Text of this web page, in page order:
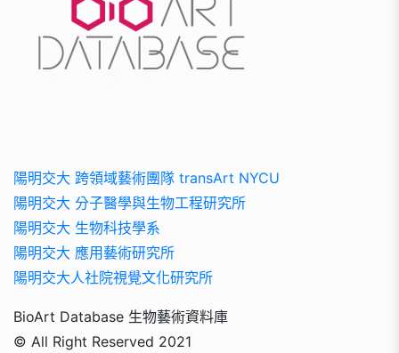
陽明交大 跨領域藝術團隊 transArt NYCU
陽明交大 分子醫學與生物工程研究所
陽明交大 生物科技學系
陽明交大 應用藝術研究所
陽明交大人社院視覺文化研究所
BioArt Database 生物藝術資料庫
© All Right Reserved 2021